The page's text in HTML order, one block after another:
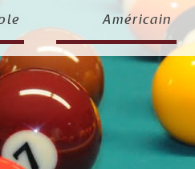
Américain